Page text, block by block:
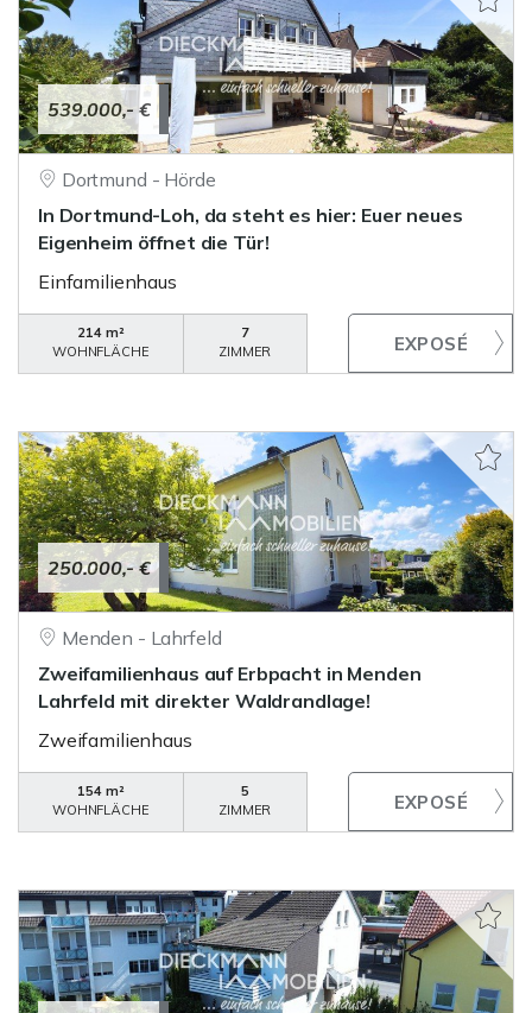
539.000,- €
Dortmund - Hörde
In Dortmund-Loh, da steht es hier: Euer neues
Eigenheim öffnet die Tür!
Einfamilienhaus
214 m²
WOHNFLÄCHE
7
ZIMMER
250.000,- €
Menden - Lahrfeld
Zweifamilienhaus auf Erbpacht in Menden
Lahrfeld mit direkter Waldrandlage!
Zweifamilienhaus
154 m²
WOHNFLÄCHE
5
ZIMMER